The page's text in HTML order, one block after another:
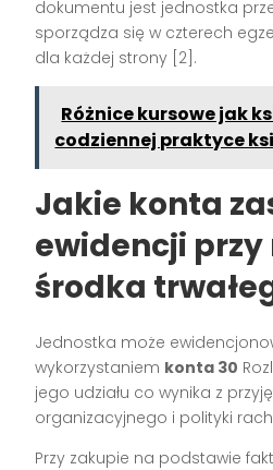
dokumentu jest jednostka
sporządza się w czterech
dla każdej strony [2].
Różnice kursowe jak
codziennej praktyce
Jakie konta
ewidencji
środka
Jednostka może
wykorzystaniem konta 30
jego udziału co wynika z
organizacyjnego i polityki
Przy zakupie na podstawie